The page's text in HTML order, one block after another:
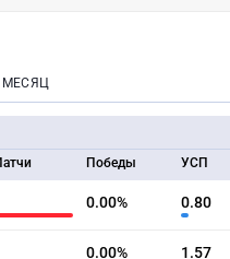
МЕСЯЦ
Победы УСП
0.00% 0.80
0.00% 1.57